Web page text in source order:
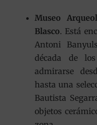
Museo
Blasco. Está
Antoni
década de
admirarse
hasta una
Bautista
objetos